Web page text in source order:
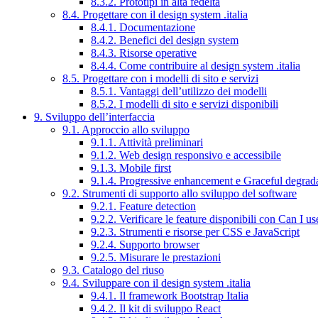
8.4. Progettare con il design system .italia
8.4.1. Documentazione
8.4.2. Benefici del design system
8.4.3. Risorse operative
8.4.4. Come contribuire al design system .italia
8.5. Progettare con i modelli di sito e servizi
8.5.1. Vantaggi dell’utilizzo dei modelli
8.5.2. I modelli di sito e servizi disponibili
9. Sviluppo dell’interfaccia
9.1. Approccio allo sviluppo
9.1.1. Attività preliminari
9.1.2. Web design responsivo e accessibile
9.1.3. Mobile first
9.1.4. Progressive enhancement e Graceful
9.2. Strumenti di supporto allo sviluppo del software
9.2.1. Feature detection
9.2.2. Verificare le feature disponibili con Can I
9.2.3. Strumenti e risorse per CSS e JavaScript
9.2.4. Supporto browser
9.2.5. Misurare le prestazioni
9.3. Catalogo del riuso
9.4. Sviluppare con il design system .italia
9.4.1. Il framework Bootstrap Italia
9.4.2. Il kit di sviluppo React